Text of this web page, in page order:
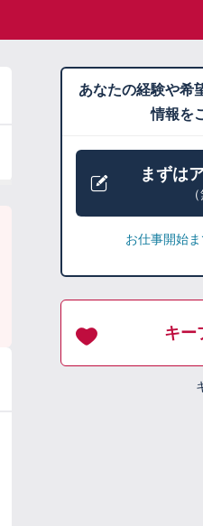
あなたの経験や希
情報を
まずは
お仕事開始
キー